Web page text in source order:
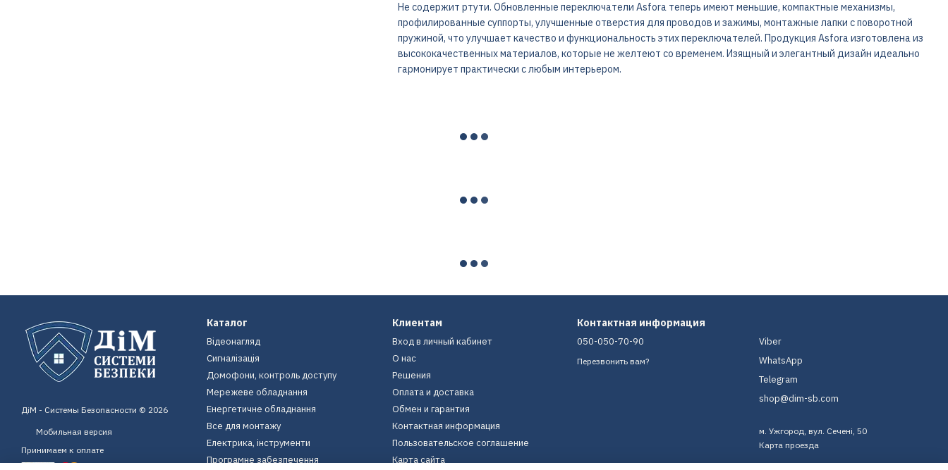
Не содержит ртути. Обновленные переключатели Asfora теперь имеют меньшие, компактные механизмы,
профилированные суппорты, улучшенные отверстия для проводов и зажимы, монтажные лапки с поворотной
пружиной, что улучшает качество и функциональность этих переключателей. Продукция Asfora изготовлена из
высококачественных материалов, которые не желтеют со временем. Изящный и элегантный дизайн идеально
гармонирует практически с любым интерьером.
ДіМ - Системы Безопасности © 2026
Мобильная версия
Принимаем к оплате
Каталог
Відеонагляд
Сигналізація
Домофони, контроль доступу
Мережеве обладнання
Енергетичне обладнання
Все для монтажу
Електрика, інструменти
Програмне забезпечення
Клиентам
Вход в личный кабинет
О нас
Решения
Оплата и доставка
Обмен и гарантия
Контактная информация
Пользовательское соглашение
Карта сайта
Контактная информация
050-050-70-90
Перезвонить вам?
Viber
WhatsApp
Telegram
shop@dim-sb.com
м. Ужгород, вул. Сечені, 50
Карта проезда